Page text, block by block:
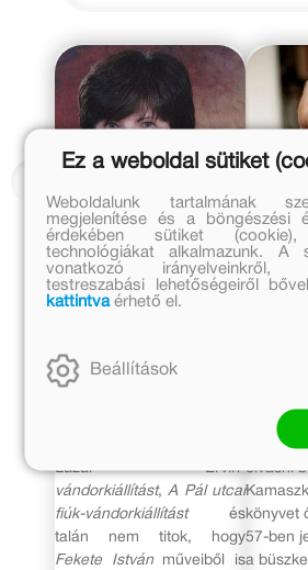
2020. szeptember 14.
Emőd Terézia -
Muzeológus
Lázár Ervin-
vándorkiállítást,A Pál utcai
fiúk-vándorkiállítástés
talán nem titok, hogy
Fekete Istvánműveiből is
2020.
"Amikor
olvasni
könyvet
57-ben
a büszke
Ez a weboldal sütiket
Weboldalunk tartalmának
megjelenítése és a böngészési
érdekében sütiket
technológiákat alkalmazunk. A
vonatkozó irányelveinkről,
testreszabási lehetőségeiről
kattintvaérhető el.
Beállítások